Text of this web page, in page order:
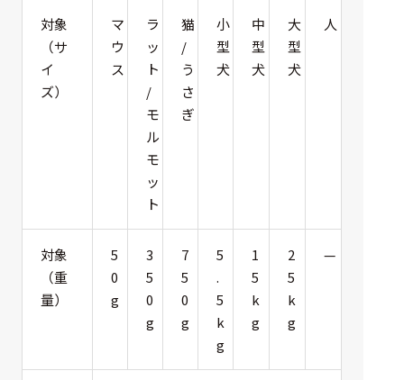
対象
（サ
イ
ズ）
マ
ウ
ス
ラ
ッ
ト
/
モ
ル
モ
ッ
ト
猫
/
う
さ
ぎ
小
型
犬
中
型
犬
大
型
犬
人
対象
（重
量）
5
0
g
3
5
0
g
7
5
0
g
5
.
5
k
g
1
5
k
g
2
5
k
g
—